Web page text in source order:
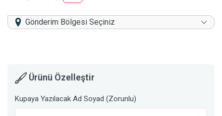
Gönderim Bölgesi Seçiniz
Ürünü Özelleştir
Kupaya Yazılacak Ad Soyad (Zorunlu)